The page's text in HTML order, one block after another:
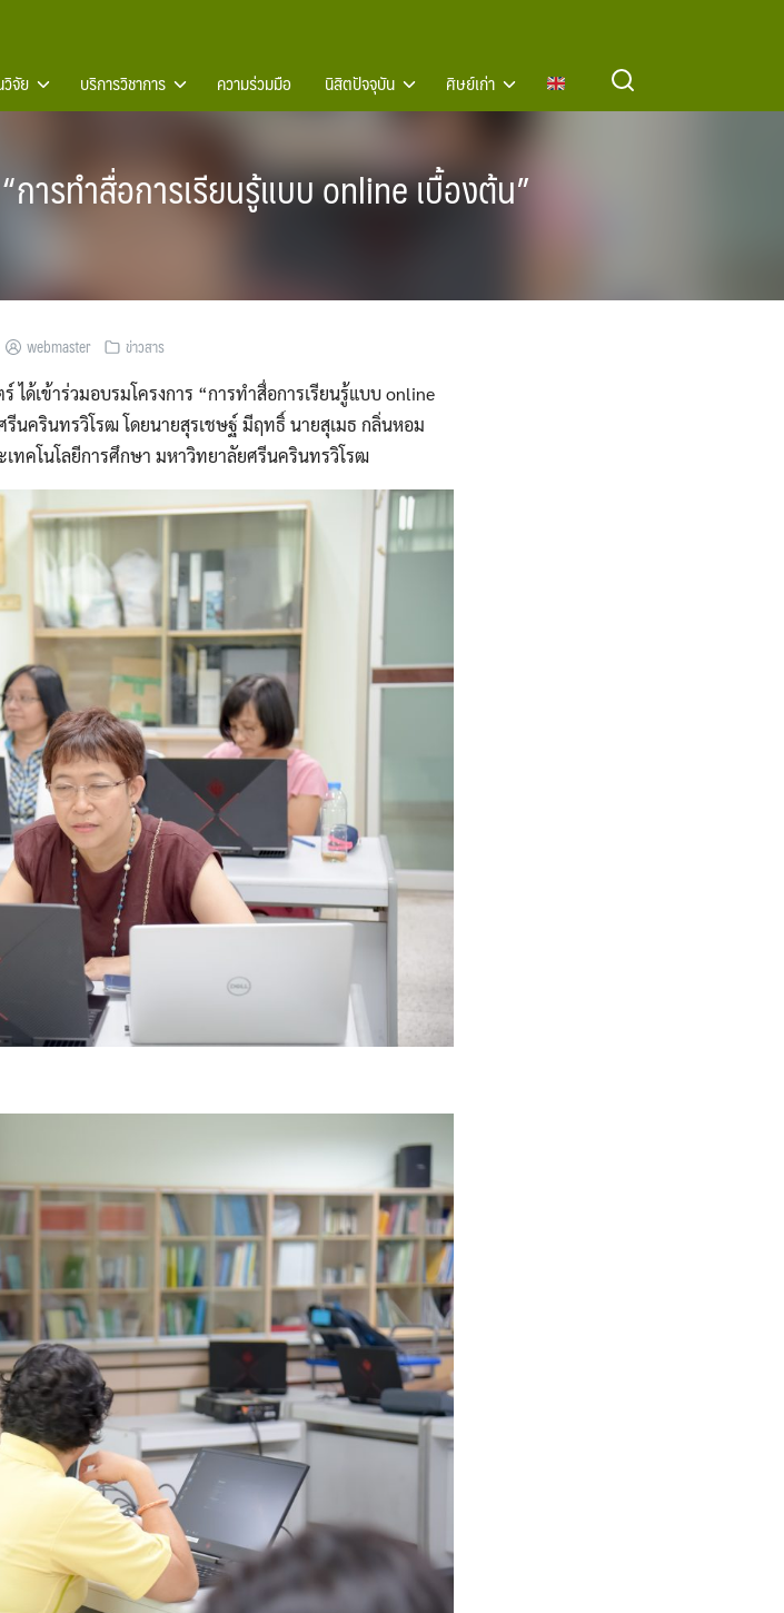
จัย บริการวิชาการ ความร่วมมือ นิสิตปัจจุบัน ศิษย์เก่า
ารทำสื่อการเรียนรู้แบบ online เบื้องต้น”
webmaster ข่าวสาร
ด้เข้าร่วมอบรม​โครงการ​ “การทำสื่อการเรียนรู้แบบ​ online​
นครินทร​วิโรฒ​ โดยนายสุรเชษฐ์​ มีฤทธิ์​ นายสุเมธ​ กลิ่นหอม​
ทคโนโลยีการศึกษา​ มหาวิทยาลัย​ศรีนครินทร​วิโรฒ